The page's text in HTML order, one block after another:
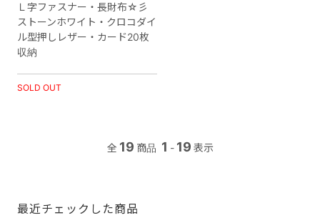
Ｌ字ファスナー・長財布☆彡
ストーンホワイト・クロコダイ
ル型押しレザー・カード20枚
収納
SOLD OUT
全 19 商品 1 - 19 表示
最近チェックした商品